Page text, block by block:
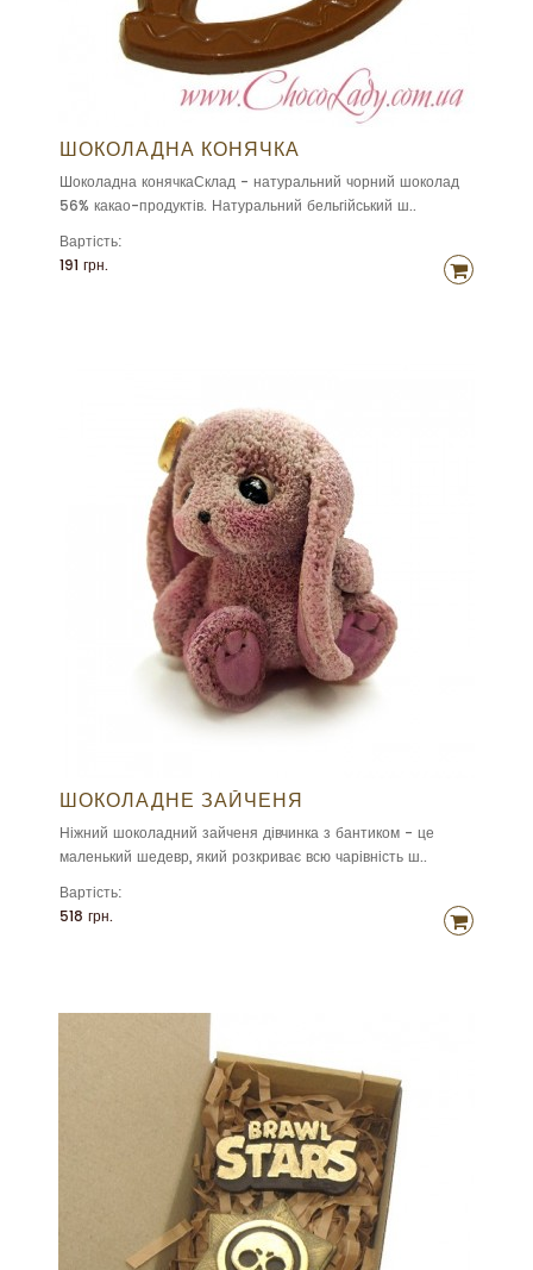
ШОКОЛАДНА КОНЯЧКА
Шоколадна конячкаСклад - натуральний чорний шоколад
56% какао-продуктів. Натуральний бельгійський ш..
Вартість:
191 грн.
ШОКОЛАДНЕ ЗАЙЧЕНЯ
Ніжний шоколадний зайченя дівчинка з бантиком - це
маленький шедевр, який розкриває всю чарівність ш..
Вартість:
518 грн.